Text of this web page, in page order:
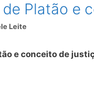
Platão e
Leite
e conceito de